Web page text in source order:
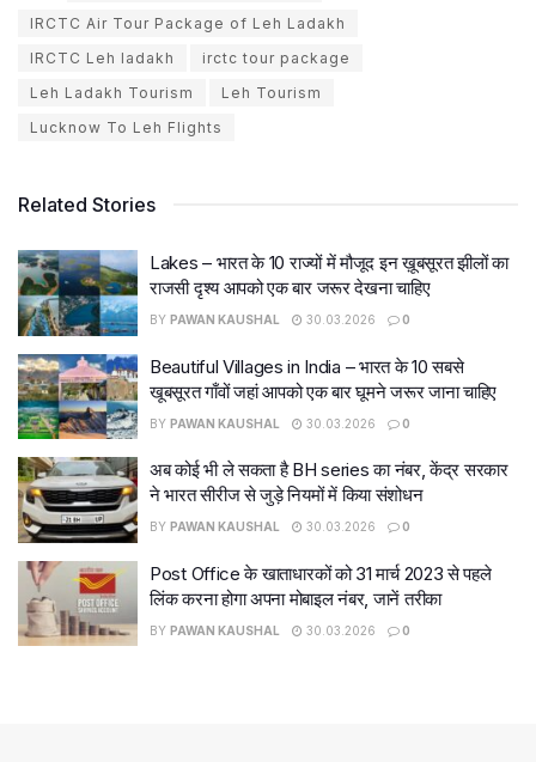
IRCTC Air Tour Package of Leh Ladakh
IRCTC Leh ladakh
irctc tour package
Leh Ladakh Tourism
Leh Tourism
Lucknow To Leh Flights
Related Stories
Lakes – भारत के 10 राज्यों में मौजूद इन ख़ूबसूरत झीलों का
राजसी दृश्य आपको एक बार जरूर देखना चाहिए
BY PAWAN KAUSHAL 30.03.2026 0
Beautiful Villages in India – भारत के 10 सबसे
खूबसूरत गाँवों जहां आपको एक बार घूमने जरूर जाना चाहिए
BY PAWAN KAUSHAL 30.03.2026 0
अब कोई भी ले सकता है BH series का नंबर, केंद्र सरकार
ने भारत सीरीज से जुड़े नियमों में किया संशोधन
BY PAWAN KAUSHAL 30.03.2026 0
Post Office के खाताधारकों को 31 मार्च 2023 से पहले
लिंक करना होगा अपना मोबाइल नंबर, जानें तरीका
BY PAWAN KAUSHAL 30.03.2026 0